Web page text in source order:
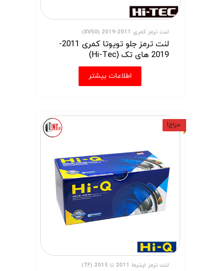
لنت ترمز کمری 2011-2019 (XV50)
لنت ترمز جلو تویوتا کمری 2011-
2019 های تک (Hi-Tec)
اطلاعات بیشتر
حراج!
لنت ترمز اپتیما 2011 تا 2015 (TF)